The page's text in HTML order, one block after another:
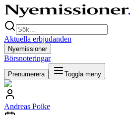
Aktuella erbjudanden
Nyemissioner
Börsnoteringar
Prenumerera Toggla meny
Andreas Poike